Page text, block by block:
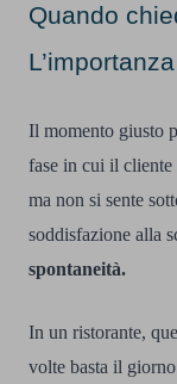
Quando
Il momento giusto
fase in cui il cliente
ma non si sente
soddisfazione alla
spontaneità.
In un ristorante,
volte basta il